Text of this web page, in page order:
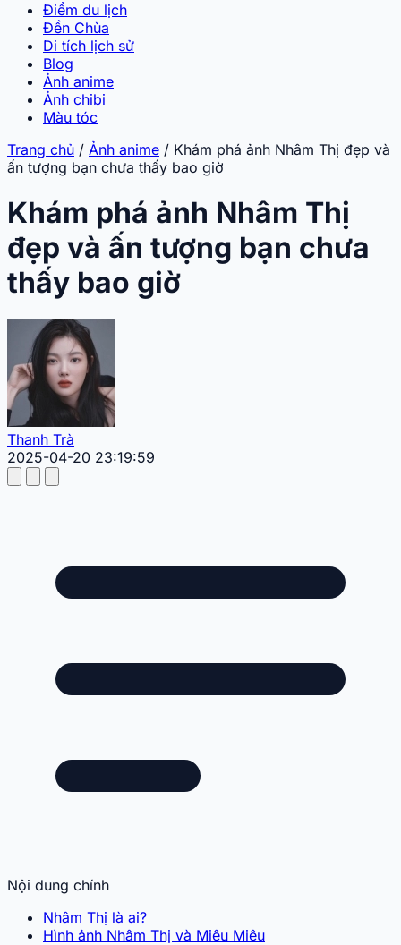
Điểm du lịch
Đền Chùa
Di tích lịch sử
Blog
Ảnh anime
Ảnh chibi
Màu tóc
Trang chủ / Ảnh anime / Khám phá ảnh Nhâm Thị đẹp và
ấn tượng bạn chưa thấy bao giờ
Khám phá ảnh Nhâm Thị
đẹp và ấn tượng bạn chưa
thấy bao giờ
Thanh Trà
2025-04-20 23:19:59
Nội dung chính
Nhâm Thị là ai?
Hình ảnh Nhâm Thị và Miêu Miêu